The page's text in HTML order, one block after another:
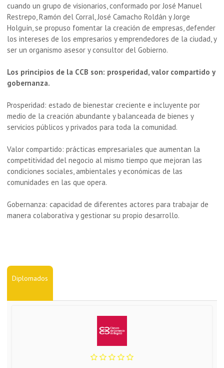
cuando un grupo de visionarios, conformado por José Manuel
Restrepo, Ramón del Corral, José Camacho Roldán y Jorge
Holguín, se propuso fomentar la creación de empresas, defender
los intereses de los empresarios y emprendedores de la ciudad, y
ser un organismo asesor y consultor del Gobierno.
Los principios de la CCB son: prosperidad, valor compartido y
gobernanza.
Prosperidad: estado de bienestar creciente e incluyente por
medio de la creación abundante y balanceada de bienes y
servicios públicos y privados para toda la comunidad.
Valor compartido: prácticas empresariales que aumentan la
competitividad del negocio al mismo tiempo que mejoran las
condiciones sociales, ambientales y económicas de las
comunidades en las que opera.
Gobernanza: capacidad de diferentes actores para trabajar de
manera colaborativa y gestionar su propio desarrollo.
Diplomados